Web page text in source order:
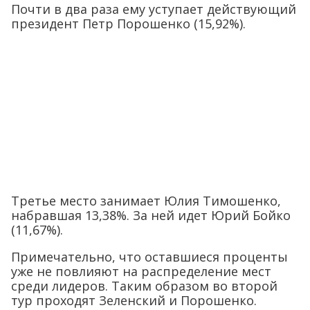
Почти в два раза ему уступает действующий
президент Петр Порошенко (15,92%).
Третье место занимает Юлия Тимошенко,
набравшая 13,38%. За ней идет Юрий Бойко
(11,67%).
Примечательно, что оставшиеся проценты
уже не повлияют на распределение мест
среди лидеров. Таким образом во второй
тур проходят Зеленский и Порошенко.